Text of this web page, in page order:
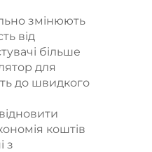
колесах,
змінюють
від
більше
для
до швидкого
коштів
з